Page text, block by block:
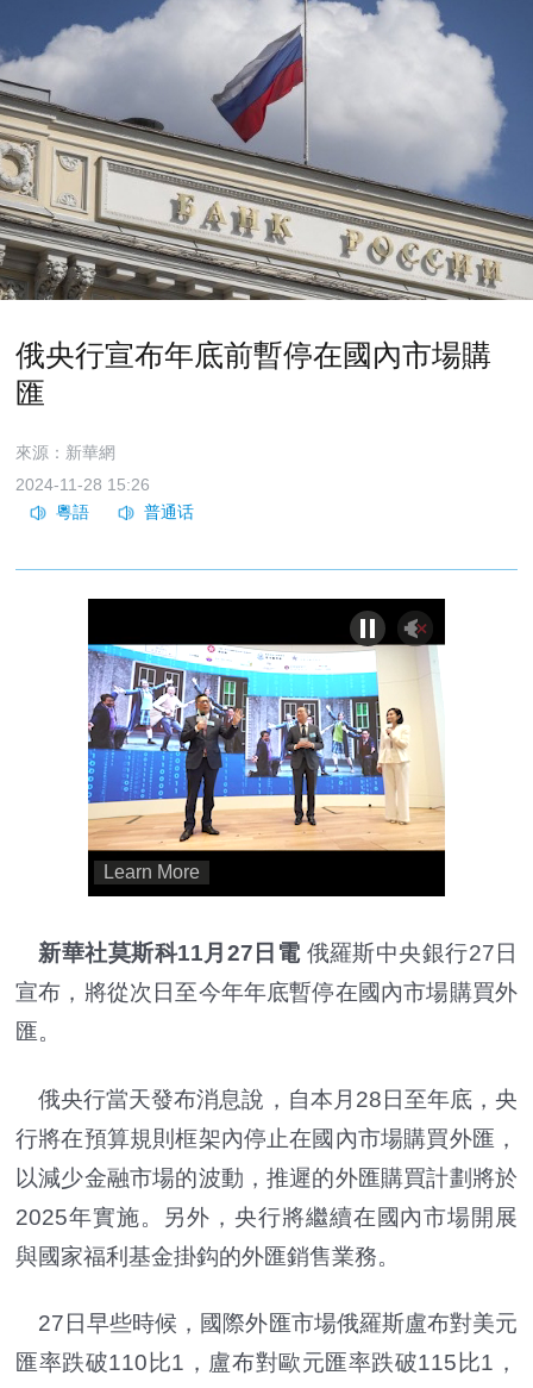
俄央行宣布年底前暫停在國內市場購
匯
來源：新華網
2024-11-28 15:26
新華社莫斯科11月27日電俄羅斯中央銀行27日
宣布，將從次日至今年年底暫停在國內市場購買外
匯。
俄央行當天發布消息說，自本月28日至年底，央
行將在預算規則框架內停止在國內市場購買外匯，
以減少金融市場的波動，推遲的外匯購買計劃將於
2025年實施。另外，央行將繼續在國內市場開展
與國家福利基金掛鈎的外匯銷售業務。
27日早些時候，國際外匯市場俄羅斯盧布對美元
匯率跌破110比1，盧布對歐元匯率跌破115比1，